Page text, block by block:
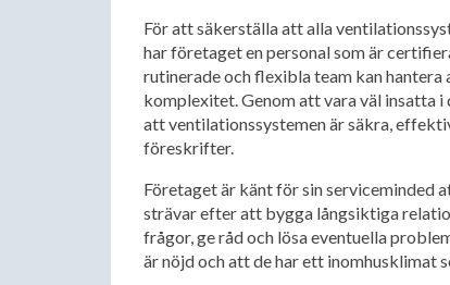
För att säkerställa att alla
har företaget en personal som är
rutinerade och flexibla team kan
komplexitet. Genom att vara väl insatta
att ventilationssystemen är säkra,
föreskrifter.
Företaget är känt för sin
strävar efter att bygga långsiktiga
frågor, ge råd och lösa eventuella
är nöjd och att de har ett inomhusklimat